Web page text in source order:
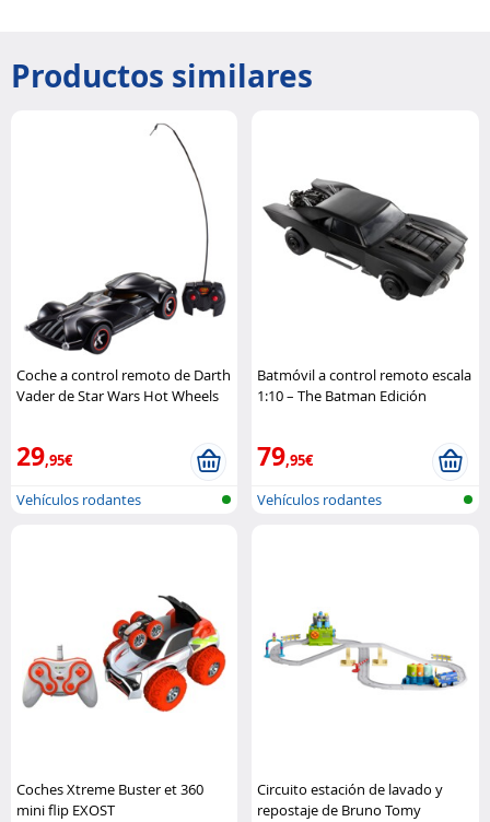
Productos similares
Coche a control remoto de Darth
Vader de Star Wars Hot Wheels
29,95€
Vehículos rodantes
Batmóvil a control remoto escala
1:10 – The Batman Edición
79,95€
Vehículos rodantes
Coches Xtreme Buster et 360
mini flip EXOST
Circuito estación de lavado y
repostaje de Bruno Tomy